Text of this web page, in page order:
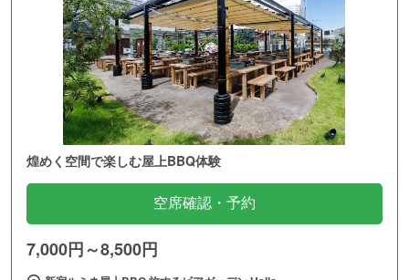
煌めく空間で楽しむ屋上BBQ体験
空席確認・予約
7,000円～8,500円